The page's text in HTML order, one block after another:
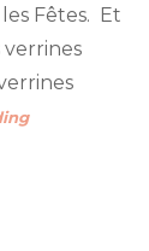
Fêtes. Et